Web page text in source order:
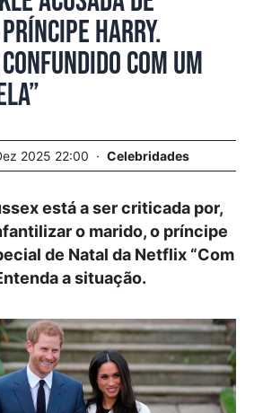
Harry.
com um
2025 22:00 Celebridades
está a ser criticada por,
o marido, o príncipe
de Natal da Netflix “Com
a situação.